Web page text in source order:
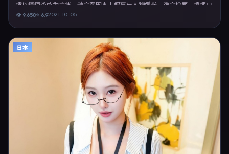
情以惊悚类型为主线，融合泰国本土叙事与人物弧光，适合检索「惊悚电
影 泰国 雷德利·斯科特 陈数」等关键词的观众。2021年10月5日于泰国主
👁 9,658⭐ 6.92021-10-05
日本